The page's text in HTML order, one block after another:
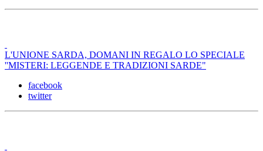
L'UNIONE SARDA, DOMANI IN REGALO LO SPECIALE
''MISTERI: LEGGENDE E TRADIZIONI SARDE"
facebook
twitter